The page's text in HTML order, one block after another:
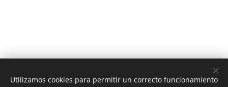
Unione Superiori Generali - Via dei Penitenzieri 19 -00193 ROMA
Utilizamos cookies para permitir un correcto funcionamiento